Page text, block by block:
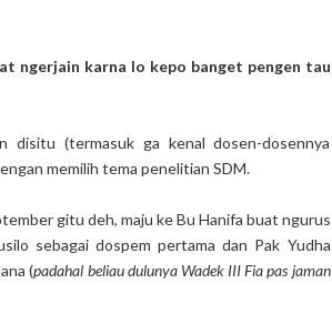
ngerjain karna lo kepo banget pengen tau
disitu (termasuk ga kenal dosen-dosennya
memilih tema penelitian SDM.
gitu deh, maju ke Bu Hanifa buat ngurus
sebagai dospem pertama dan Pak Yudha
(padahal beliau dulunya Wadek III Fia pas jaman